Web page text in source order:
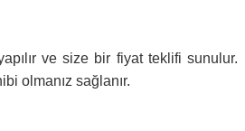
ve size bir fiyat teklifi sunulur.
olmanız sağlanır.